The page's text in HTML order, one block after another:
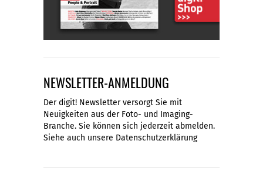
NEWSLETTER-ANMELDUNG
Der digit! Newsletter versorgt Sie mit
Neuigkeiten aus der Foto- und Imaging-
Branche. Sie können sich jederzeit abmelden.
Siehe auch unsere Datenschutzerklärung